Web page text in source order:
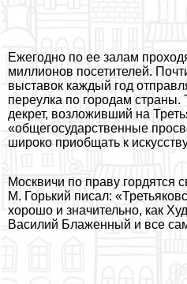
Ежегодно по ее залам
миллионов посетителей.
выставок каждый год
переулка по городам страны.
декрет, возложивший на
«общегосударственные
широко приобщать к
Москвичи по праву гордятся
М. Горький писал:
хорошо и значительно, как
Василий Блаженный и все